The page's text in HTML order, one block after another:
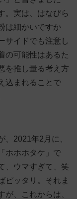
。実は、はなびら
は細かいですか
サイドでも注意し
の可能性はあるた
を推し量る考え方
込まれることで
、2021年2月に、
ホホホタケ」で
、ウマすぎて、笑
ピッタリ。それま
、これからは、